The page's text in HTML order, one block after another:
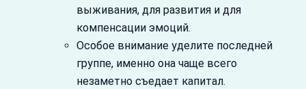
выживания, для развития и для
компенсации эмоций.
Особое внимание уделите последней
группе, именно она чаще всего
незаметно съедает капитал.